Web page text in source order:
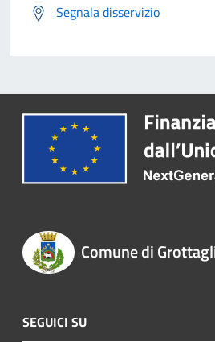
Segnala disservizio
Comune di
SEGUICI SU